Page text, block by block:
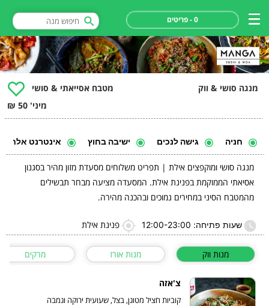
0 - פריטים
מטבח אסייאתי & סושי
מנגה סושי & ווק
מיני' 50 ₪
חניה גישה לנכים ישיבה בחוץ אינטרנט אלחוטי
מנגה סושי ומוקפצים אילת | תפריט משלוחים מסעדת מזון מהיר בסגנון
אסיאתי הממוקמת בפנינת אילת. המסעדה מציעה מבחר תבשילים
מהמטבח הסיני במחירים נמוכים ובהכנה מהירה.
שעות פתיחה: 12:00-23:00 פנינת אילת
מנות ווק מנות אורז מרקים
צ'אזה